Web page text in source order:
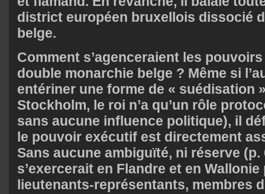
district européen bruxellois dissocié
belge.
Comment s’agenceraient les
double monarchie belge ? Même si
entériner une forme de « suédisation
Stockholm, le roi n’a qu’un rôle
sans aucune influence politique), il
le pouvoir exécutif est directement
Sans aucune ambiguïté, ni réserve (p.
s’exercerait en Flandre et en Wallonie
lieutenants-représentants, membres